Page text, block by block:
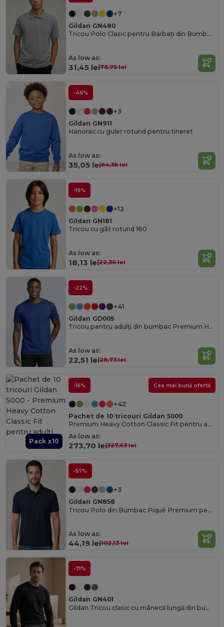
+7
Gildan GN480
Tricou Polo Clasic pentru Bărbați din Bumbac Ringspun Pique
As low as:
31,45 lei78,75 lei
-46%
+3
Gildan GN911
Hanorac cu guler rotund pentru tineret
As low as:
35,05 lei64,36 lei
-19%
+12
Gildan GN181
Tricou cu gât rotund 180
As low as:
18,13 lei22,36 lei
-22%
+41
Gildan GD005
Tricou pentru adulți din bumbac Premium Heavyweight
As low as:
22,51 lei28,73 lei
Pack x10
-16% Cea mai bună ofertă
+42
Pachet de 10 tricouri Gildan 5000
Premium Heavy Cotton Classic Fit pentru adulți.
As low as:
273,70 lei327,63 lei
-57%
+3
Gildan GN858
Tricou Polo din Bumbac Piqué Premium pentru Bărbați - Croială Clasică
As low as:
44,19 lei102,13 lei
-71%
Gildan GN401
Gildan Tricou clasic cu mânecă lungă din bumbac pentru bărbați